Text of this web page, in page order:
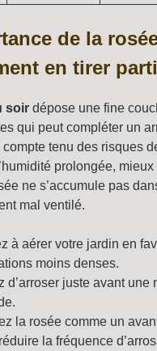
de la
en tirer parti
soir dépose une fine
qui peut compléter un
compte tenu des risques
prolongée, mieux
ne s’accumule pas
mal ventilé.
à aérer votre jardin en
moins denses.
d’arroser juste avant une
la rosée comme un
la fréquence